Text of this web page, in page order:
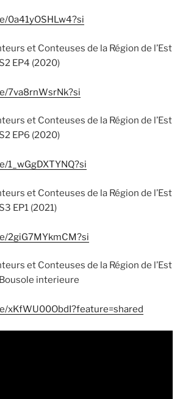
0a41yOSHLw4?si
et Conteuses de la Région de l’Est
EP4 (2020)
7va8rnWsrNk?si
et Conteuses de la Région de l’Est
EP6 (2020)
1_wGgDXTYNQ?si
et Conteuses de la Région de l’Est
EP1 (2021)
2giG7MYkmCM?si
et Conteuses de la Région de l’Est
interieure
xKfWU00ObdI?feature=shared